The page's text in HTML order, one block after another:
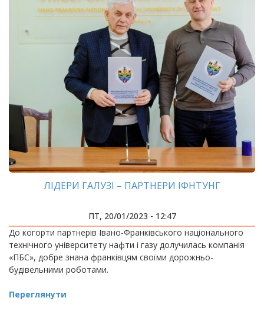
ЛІДЕРИ ГАЛУЗІ – ПАРТНЕРИ ІФНТУНГ
ПТ, 20/01/2023 - 12:47
До когорти партнерів Івано-Франківського національного
технічного університету нафти і газу долучилась компанія
«ПБС», добре знана франківцям своїми дорожньо-
будівельними роботами.
Переглянути